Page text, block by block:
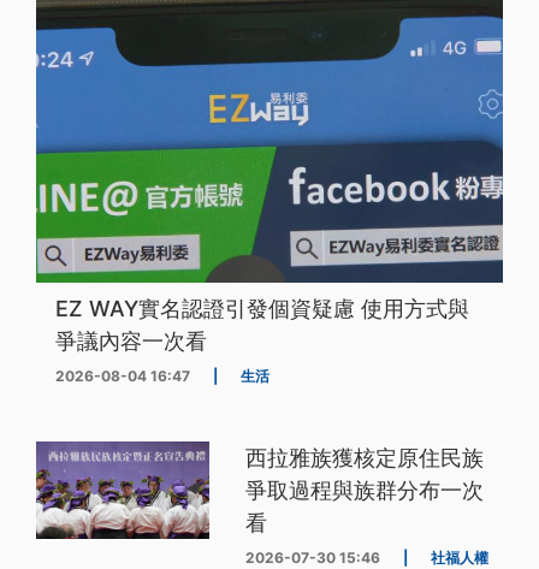
EZ WAY實名認證引發個資疑慮 使用方式與
爭議內容一次看
2026-08-04 16:47 生活
西拉雅族獲核定原住民族
爭取過程與族群分布一次
看
2026-07-30 15:46 社福人權